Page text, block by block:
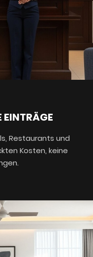
EINTRÄGE
Restaurants und
Kosten, keine